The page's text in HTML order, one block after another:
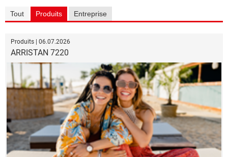
Tout Produits Entreprise
Produits | 06.07.2026
ARRISTAN 7220